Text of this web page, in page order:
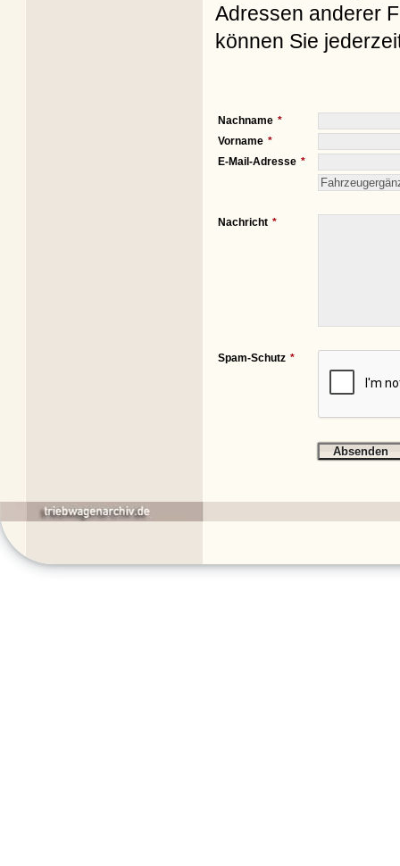
Adressen anderer
können Sie
Nachname
Vorname
E-Mail-Adresse
Nachricht
Spam-Schutz